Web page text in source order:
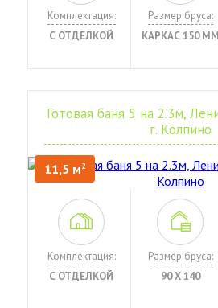
Комплектация:
С ОТДЕЛКОЙ
Размер бруса:
КАРКАС 150 ММ
Готовая баня 5 на 2.3м,
г. Колпино
11,5 м2
Комплектация:
С ОТДЕЛКОЙ
Размер бруса:
90 Х 140